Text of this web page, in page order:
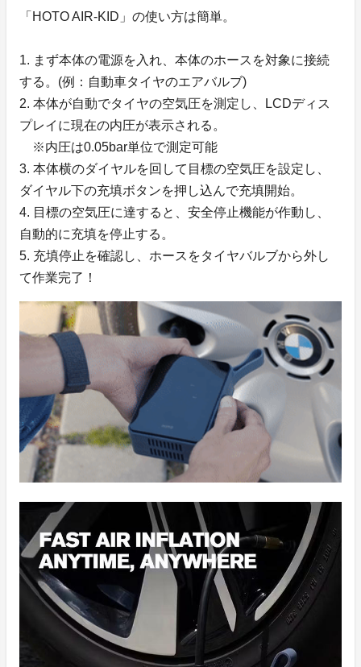
「HOTO AIR-KID」の使い方は簡単。
1. まず本体の電源を入れ、本体のホースを対象に接続
する。(例：自動車タイヤのエアバルブ)
2. 本体が自動でタイヤの空気圧を測定し、LCDディス
プレイに現在の内圧が表示される。
※内圧は0.05bar単位で測定可能
3. 本体横のダイヤルを回して目標の空気圧を設定し、
ダイヤル下の充填ボタンを押し込んで充填開始。
4. 目標の空気圧に達すると、安全停止機能が作動し、
自動的に充填を停止する。
5. 充填停止を確認し、ホースをタイヤバルブから外し
て作業完了！